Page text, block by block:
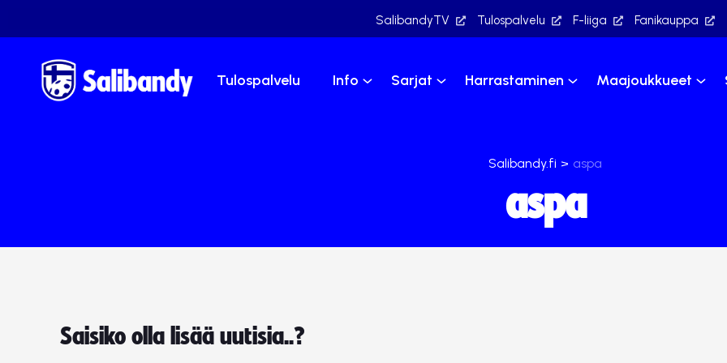
SalibandyTV Tulospalvelu F-liiga Fanikauppa
Tulospalvelu Info Sarjat Harrastaminen Maajoukkueet
Salibandy.fi > aspa
aspa
Saisiko olla lisää uutisia..?